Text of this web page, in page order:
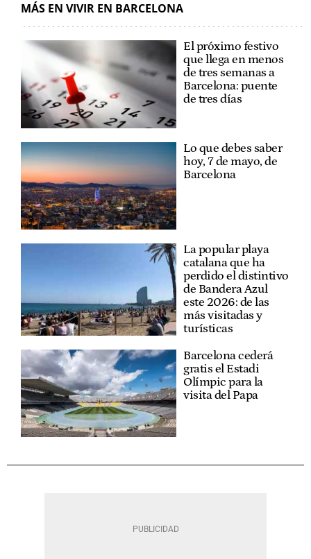
MÁS EN VIVIR EN BARCELONA
El próximo festivo
que llega en menos
de tres semanas a
Barcelona: puente
de tres días
Lo que debes saber
hoy, 7 de mayo, de
Barcelona
La popular playa
catalana que ha
perdido el distintivo
de Bandera Azul
este 2026: de las
más visitadas y
turísticas
Barcelona cederá
gratis el Estadi
Olímpic para la
visita del Papa